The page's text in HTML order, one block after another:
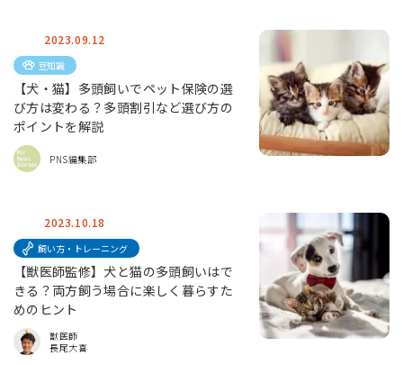
2023.09.12
豆知識
【犬・猫】多頭飼いでペット保険の選
び方は変わる？多頭割引など選び方の
ポイントを解説
PNS編集部
2023.10.18
飼い方・トレーニング
【獣医師監修】犬と猫の多頭飼いはで
きる？両方飼う場合に楽しく暮らすた
めのヒント
獣医師
長尾大喜